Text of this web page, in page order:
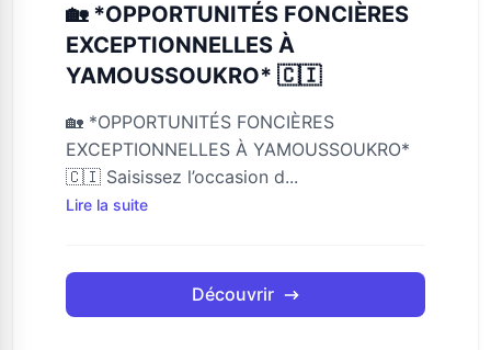
🏡 *OPPORTUNITÉS FONCIÈRES
EXCEPTIONNELLES À
YAMOUSSOUKRO* 🇨🇮
🏡 *OPPORTUNITÉS FONCIÈRES
EXCEPTIONNELLES À YAMOUSSOUKRO*
🇨🇮 Saisissez l’occasion d...
Lire la suite
Découvrir